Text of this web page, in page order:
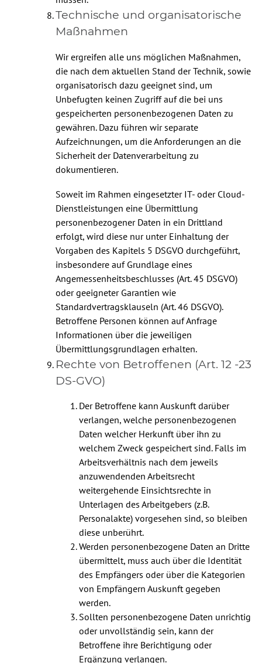
Technische und organisatorische
Maßnahmen
Wir ergreifen alle uns möglichen Maßnahmen,
die nach dem aktuellen Stand der Technik, sowie
organisatorisch dazu geeignet sind, um
Unbefugten keinen Zugriff auf die bei uns
gespeicherten personenbezogenen Daten zu
gewähren. Dazu führen wir separate
Aufzeichnungen, um die Anforderungen an die
Sicherheit der Datenverarbeitung zu
dokumentieren.
Soweit im Rahmen eingesetzter IT- oder Cloud-
Dienstleistungen eine Übermittlung
personenbezogener Daten in ein Drittland
erfolgt, wird diese nur unter Einhaltung der
Vorgaben des Kapitels 5 DSGVO durchgeführt,
insbesondere auf Grundlage eines
Angemessenheitsbeschlusses (Art. 45 DSGVO)
oder geeigneter Garantien wie
Standardvertragsklauseln (Art. 46 DSGVO).
Betroffene Personen können auf Anfrage
Informationen über die jeweiligen
Übermittlungsgrundlagen erhalten.
Rechte von Betroffenen (Art. 12 -23
DS-GVO)
Der Betroffene kann Auskunft darüber
verlangen, welche personenbezogenen
Daten welcher Herkunft über ihn zu
welchem Zweck gespeichert sind. Falls im
Arbeitsverhältnis nach dem jeweils
anzuwendenden Arbeitsrecht
weitergehende Einsichtsrechte in
Unterlagen des Arbeitgebers (z.B.
Personalakte) vorgesehen sind, so bleiben
diese unberührt.
Werden personenbezogene Daten an Dritte
übermittelt, muss auch über die Identität
des Empfängers oder über die Kategorien
von Empfängern Auskunft gegeben
werden.
Sollten personenbezogene Daten unrichtig
oder unvollständig sein, kann der
Betroffene ihre Berichtigung oder
Ergänzung verlangen.